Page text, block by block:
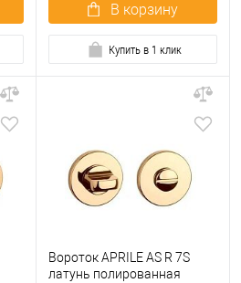
В корзину
Купить в 1 клик
Вороток APRILE AS R 7S
латунь полированная